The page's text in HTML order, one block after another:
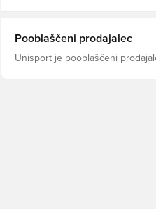
Pooblaščeni prodajalec
Unisport je pooblaščeni